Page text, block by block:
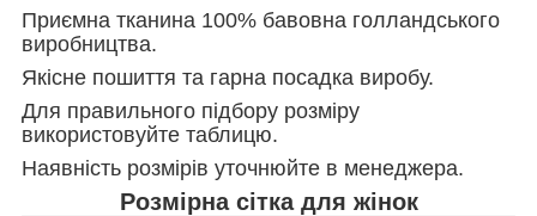
Приємна тканина 100% бавовна голландського
виробництва.
Якісне пошиття та гарна посадка виробу.
Для правильного підбору розміру
використовуйте таблицю.
Наявність розмірів уточнюйте в менеджера.
Розмірна сітка для жінок